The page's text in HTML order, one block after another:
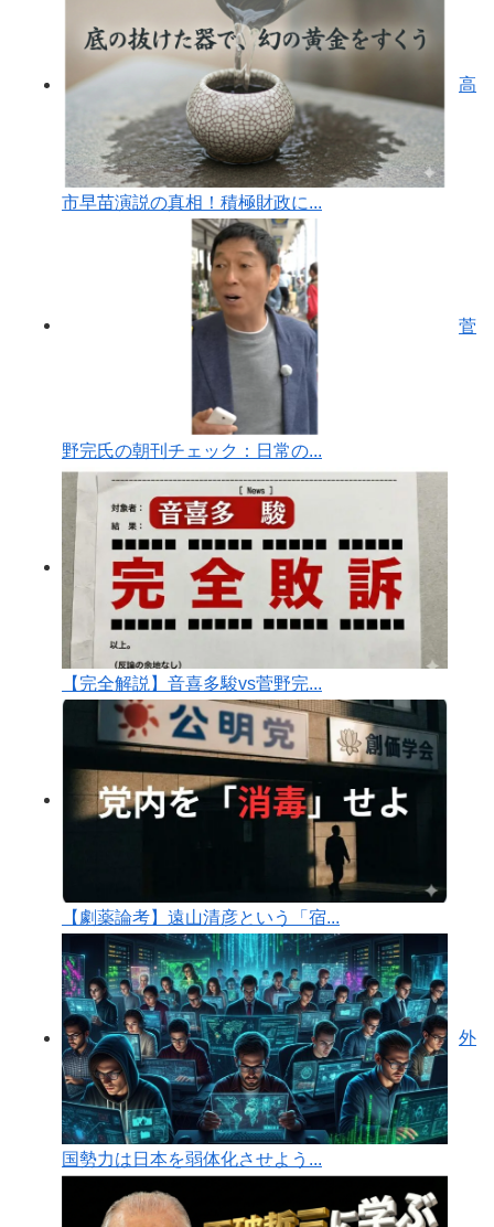
高
市早苗演説の真相！積極財政に...
菅
野完氏の朝刊チェック：日常の...
【完全解説】音喜多駿vs菅野完...
【劇薬論考】遠山清彦という「宿...
外
国勢力は日本を弱体化させよう...